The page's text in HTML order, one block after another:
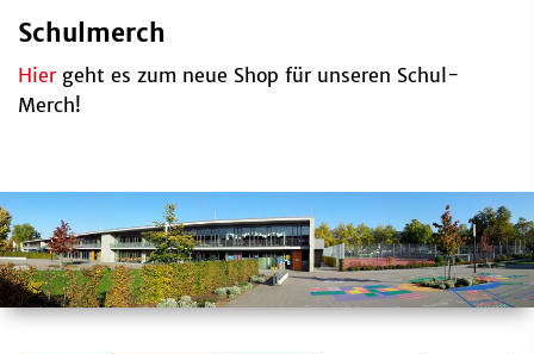
Schulmerch
Hiergeht es zum neue Shop für unseren Schul-
Merch!